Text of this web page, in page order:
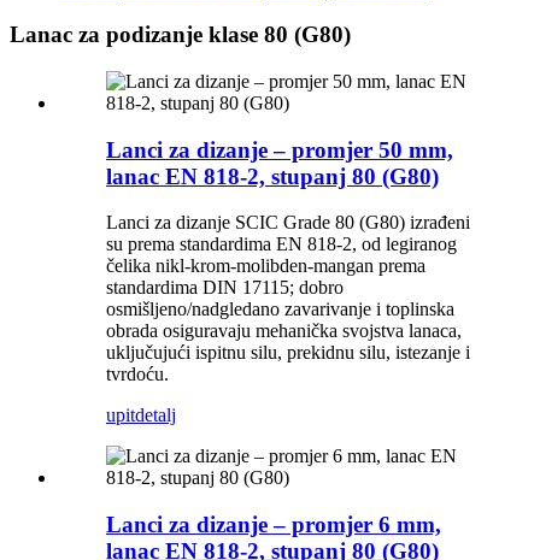
Lanac za podizanje klase 80 (G80)
Lanci za dizanje – promjer 50 mm,
lanac EN 818-2, stupanj 80 (G80)
Lanci za dizanje SCIC Grade 80 (G80) izrađeni
su prema standardima EN 818-2, od legiranog
čelika nikl-krom-molibden-mangan prema
standardima DIN 17115; dobro
osmišljeno/nadgledano zavarivanje i toplinska
obrada osiguravaju mehanička svojstva lanaca,
uključujući ispitnu silu, prekidnu silu, istezanje i
tvrdoću.
upitdetalj
Lanci za dizanje – promjer 6 mm,
lanac EN 818-2, stupanj 80 (G80)